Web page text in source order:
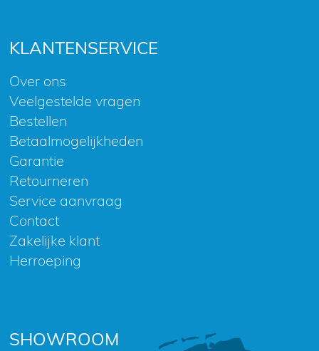
KLANTENSERVICE
Over ons
Veelgestelde vragen
Bestellen
Betaalmogelijkheden
Garantie
Retourneren
Service aanvraag
Contact
Zakelijke klant
Herroeping
SHOWROOM